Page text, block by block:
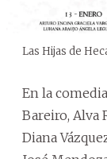
Las Hijas de
En la
Bareiro, Alva
Diana